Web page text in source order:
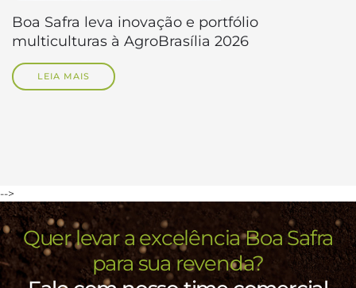
Boa Safra leva inovação e portfólio
multiculturas à AgroBrasília 2026
LEIA MAIS
-->
Quer levar a excelência Boa Safra
para sua revenda?